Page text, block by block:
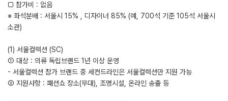
□ 참가비 : 없음
※ 좌석분배 : 서울시 15% , 디자이너 85% (예, 700석 기준 105석 서울시
소관)
(1) 서울컬렉션 (SC)
① 대상 : 의류 독립브랜드 1년 이상 운영
- 서울컬렉션 참가 브랜드 중 세컨드라인은 서울컬렉션만 지원 가능
② 지원사항 : 패션쇼 장소(무대), 조명시설, 온라인 송출 등